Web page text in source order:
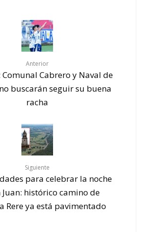
Anterior
Comunal Cabrero y Naval de
buscarán seguir su buena
racha
Siguiente
para celebrar la noche
Juan: histórico camino de
Rere ya está pavimentado